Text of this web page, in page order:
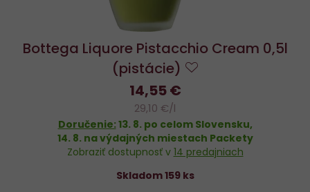
Bottega Liquore Pistacchio Cream 0,5l
(pistácie)
14,55 €
29,10 €/l
Doručenie: 13. 8. po celom Slovensku,
14. 8. na výdajných miestach Packety
Zobraziť dostupnosť v 14 predajniach
Skladom 159 ks